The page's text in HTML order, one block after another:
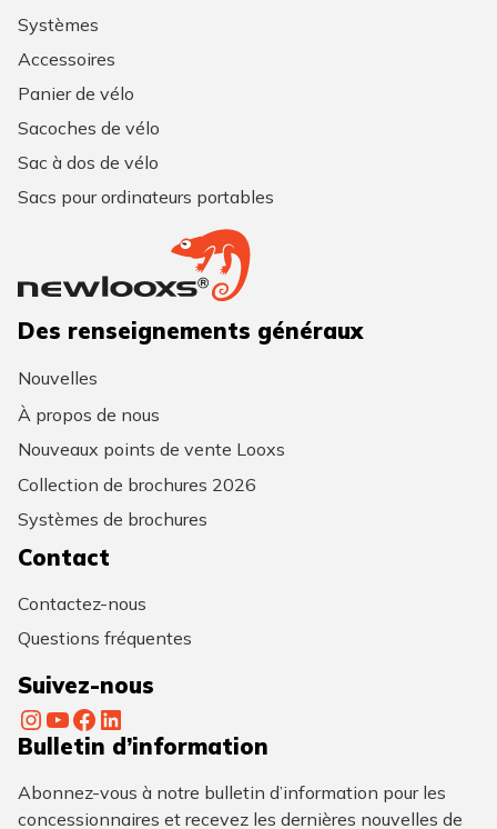
Systèmes
Accessoires
Panier de vélo
Sacoches de vélo
Sac à dos de vélo
Sacs pour ordinateurs portables
Des renseignements généraux
Nouvelles
À propos de nous
Nouveaux points de vente Looxs
Collection de brochures 2026
Systèmes de brochures
Contact
Contactez-nous
Questions fréquentes
Suivez-nous
InstagramYouTube Facebook LinkedIn
Bulletin d’information
Abonnez-vous à notre bulletin d’information pour les
concessionnaires et recevez les dernières nouvelles de